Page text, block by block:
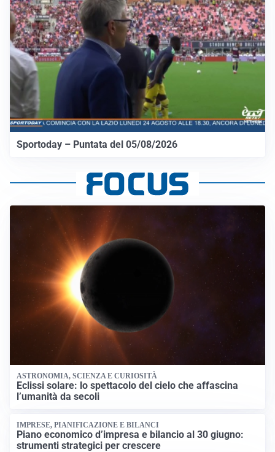
Sportoday – Puntata del 05/08/2026
ASTRONOMIA, SCIENZA E CURIOSITÀ
Eclissi solare: lo spettacolo del cielo che affascina
l’umanità da secoli
IMPRESE, PIANIFICAZIONE E BILANCI
Piano economico d’impresa e bilancio al 30 giugno:
strumenti strategici per crescere